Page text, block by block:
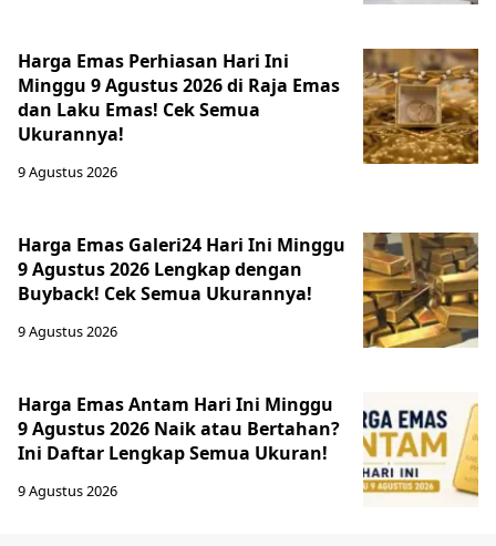
Harga Emas Perhiasan Hari Ini
Minggu 9 Agustus 2026 di Raja Emas
dan Laku Emas! Cek Semua
Ukurannya!
9 Agustus 2026
Harga Emas Galeri24 Hari Ini Minggu
9 Agustus 2026 Lengkap dengan
Buyback! Cek Semua Ukurannya!
9 Agustus 2026
Harga Emas Antam Hari Ini Minggu
9 Agustus 2026 Naik atau Bertahan?
Ini Daftar Lengkap Semua Ukuran!
9 Agustus 2026